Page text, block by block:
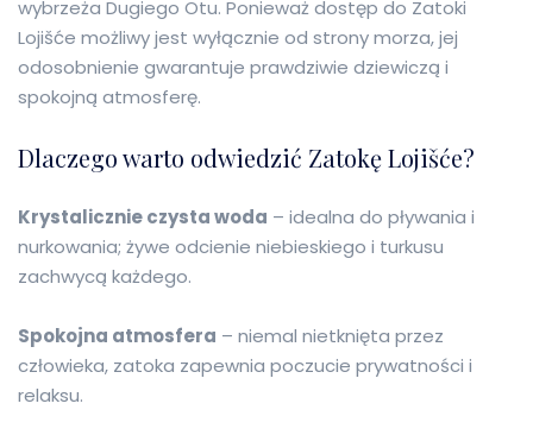
wybrzeża Dugiego Otu. Ponieważ dostęp do Zatoki
Lojišće możliwy jest wyłącznie od strony morza, jej
odosobnienie gwarantuje prawdziwie dziewiczą i
spokojną atmosferę.
Dlaczego warto odwiedzić Zatokę Lojišće?
Krystalicznie czysta woda – idealna do pływania i
nurkowania; żywe odcienie niebieskiego i turkusu
zachwycą każdego.
Spokojna atmosfera – niemal nietknięta przez
człowieka, zatoka zapewnia poczucie prywatności i
relaksu.